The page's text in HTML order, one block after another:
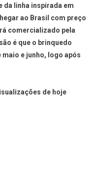
da linha inspirada em
ao Brasil com preço
comercializado pela
é que o brinquedo
e junho, logo após
de hoje